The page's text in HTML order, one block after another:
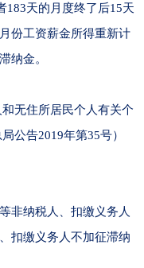
183天的月度终了后15天
份工资薪金所得重新计
纳金。
无住所居民个人有关个
公告2019年第35号）
非纳税人、扣缴义务人
扣缴义务人不加征滞纳